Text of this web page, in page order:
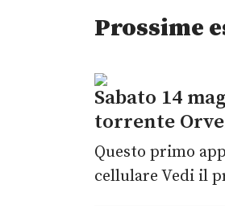
Prossime
Sabato 14
torrente
Questo primo
cellulare Vedi il